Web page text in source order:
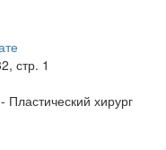
стр. 1
хирург